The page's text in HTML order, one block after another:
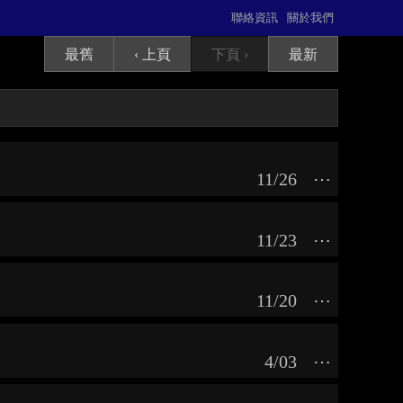
關於我們
聯絡資訊
最舊 ‹ 上頁 下頁 › 最新
⋯
11/26
⋯
11/23
⋯
11/20
⋯
4/03